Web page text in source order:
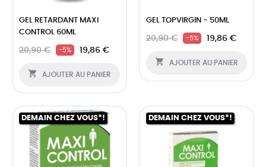
GEL RETARDANT MAXI
CONTROL 60ML
20,90 € -5% 19,86 €
 AJOUTER AU PANIER
GEL TOPVIRGIN - 50ML
20,90 € -5% 19,86 €
 AJOUTER AU PANIER
DEMAIN CHEZ VOUS*! DEMAIN CHEZ VOUS*!